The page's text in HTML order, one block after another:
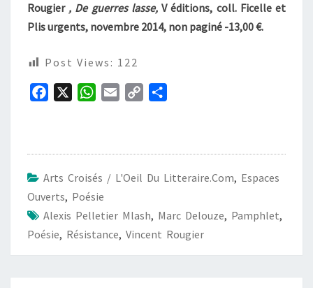
Rougier , De guerres lasse,V éditions, coll. Ficelle et
Plis urgents, novembre 2014, non paginé -13,00 €.
Post Views: 122
o
o
k
W
A
p
p
k
g
r
Arts Croisés / L'Oeil Du Litteraire.com, Espaces
Ouverts, Poésie
Alexis Pelletier Mlash, Marc Delouze, Pamphlet,
Poésie, Résistance, Vincent Rougier